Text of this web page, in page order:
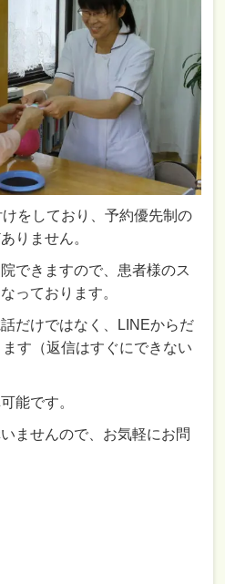
をしており、予約優先制の
りません。
できますので、患者様のス
っております。
だけではなく、LINEからだ
す（返信はすぐにできない
能です。
ませんので、お気軽にお問